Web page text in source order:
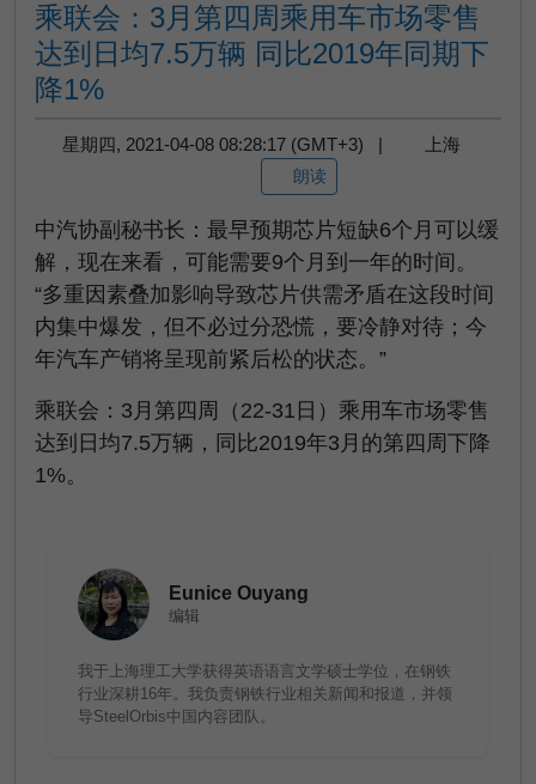
乘联会：3月第四周乘用车市场零售
达到日均7.5万辆 同比2019年同期下
降1%
星期四, 2021-04-08 08:28:17 (GMT+3) | 上海
朗读
中汽协副秘书长：最早预期芯片短缺6个月可以缓
解，现在来看，可能需要9个月到一年的时间。
“多重因素叠加影响导致芯片供需矛盾在这段时间
内集中爆发，但不必过分恐慌，要冷静对待；今
年汽车产销将呈现前紧后松的状态。”
乘联会：3月第四周（22-31日）乘用车市场零售
达到日均7.5万辆，同比2019年3月的第四周下降
1%。
Eunice Ouyang
编辑
我于上海理工大学获得英语语言文学硕士学位，在钢铁
行业深耕16年。我负责钢铁行业相关新闻和报道，并领
导SteelOrbis中国内容团队。